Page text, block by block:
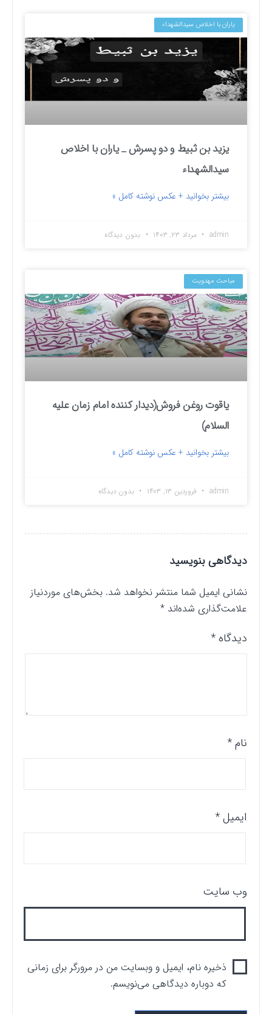
یاران با اخلاص سیدالشهداء
یزید بن ثبیط و دو پسرش _ یاران با اخلاص
سیدالشهداء
بیشتر بخوانید + عکس نوشته کامل »
admin مرداد ۲۳, ۱۴۰۳ بدون دیدگاه
مباحث مهدویت
یاقوت روغن فروش(دیدار کننده امام زمان علیه
السلام)
بیشتر بخوانید + عکس نوشته کامل »
admin فروردین ۱۳, ۱۴۰۳ بدون دیدگاه
دیدگاهی بنویسید
نشانی ایمیل شما منتشر نخواهد شد. بخش‌های موردنیاز
علامت‌گذاری شده‌اند*
دیدگاه*
نام*
ایمیل*
وب‌ سایت
ذخیره نام، ایمیل و وبسایت من در مرورگر برای زمانی
که دوباره دیدگاهی می‌نویسم.